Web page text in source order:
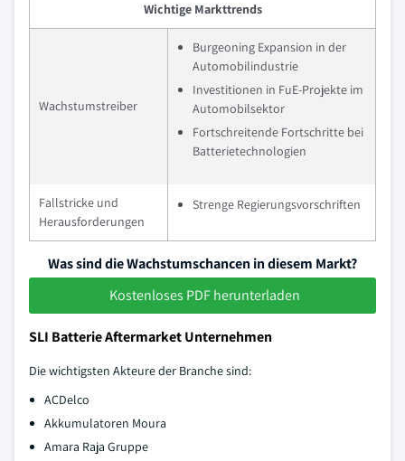
Wichtige Markttrends
Wachstumstreiber
Burgeoning Expansion in der
Automobilindustrie
Investitionen in FuE-Projekte im
Automobilsektor
Fortschreitende Fortschritte bei
Batterietechnologien
Fallstricke und
Herausforderungen
Strenge Regierungsvorschriften
Was sind die Wachstumschancen in diesem Markt?
Kostenloses PDF herunterladen
SLI Batterie Aftermarket Unternehmen
Die wichtigsten Akteure der Branche sind:
ACDelco
Akkumulatoren Moura
Amara Raja Gruppe